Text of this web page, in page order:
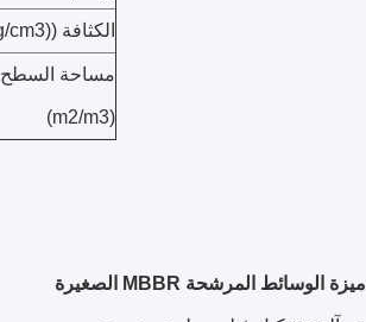
الكثافة ((g/cm3)
مساحة السطح
(m2/m3)
ميزة الوسائط المرشحة MBBR الصغيرة